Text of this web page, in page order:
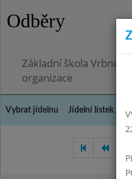
Odběry
Základní škola Vrbno
organizace
Vybrat jídelnu Jídelní lístek